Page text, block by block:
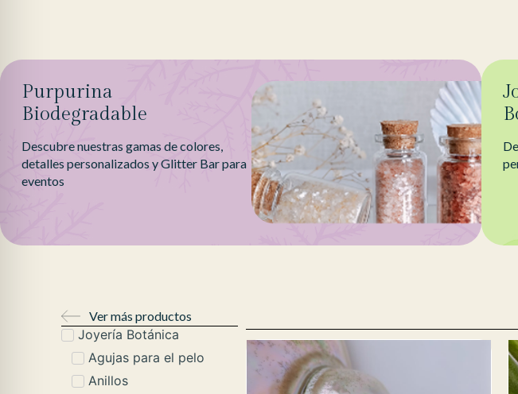
Purpurina
Biodegradable
Descubre nuestras gamas de colores,
detalles personalizados y Glitter Bar para
eventos
Ver más productos
Joyería Botánica
Agujas para el pelo
Anillos